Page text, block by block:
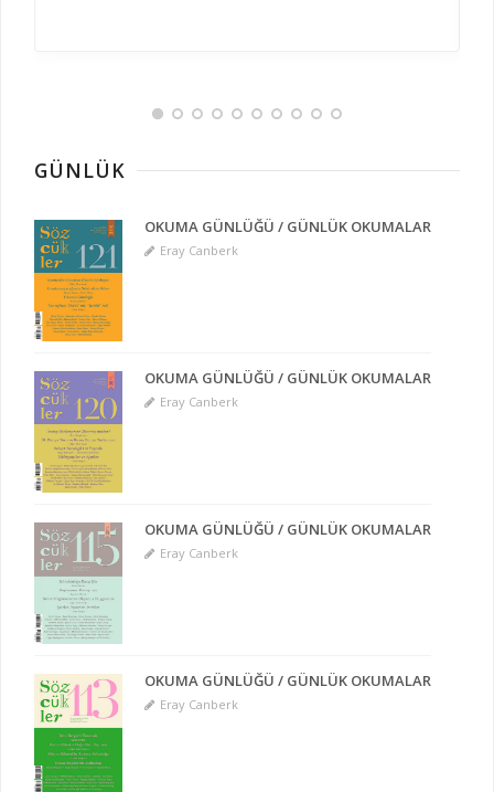
GÜNLÜK
OKUMA GÜNLÜĞÜ / GÜNLÜK OKUMALAR
Eray Canberk
OKUMA GÜNLÜĞÜ / GÜNLÜK OKUMALAR
Eray Canberk
OKUMA GÜNLÜĞÜ / GÜNLÜK OKUMALAR
Eray Canberk
OKUMA GÜNLÜĞÜ / GÜNLÜK OKUMALAR
Eray Canberk